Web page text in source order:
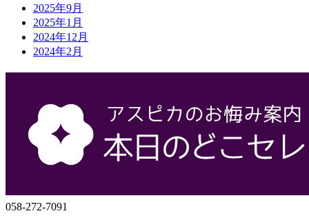
2025年9月
2025年1月
2024年12月
2024年2月
株式会社アスピカ
500-8357
岐阜県岐阜市六条大溝1丁目2‐3
058-272-7091